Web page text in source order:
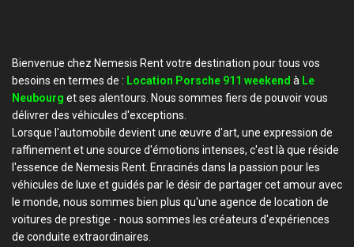
Bienvenue chez Nemesis Rent votre destination pour tous vos
besoins en termes de : Location Porsche 911 weekend à Le
Neubourg et ses alentours. Nous sommes fiers de pouvoir vous
délivrer des véhicules d'exceptions.
Lorsque l'automobile devient une œuvre d'art, une expression de
raffinement et une source d'émotions intenses, c'est là que réside
l'essence de Nemesis Rent. Enracinés dans la passion pour les
véhicules de luxe et guidés par le désir de partager cet amour avec
le monde, nous sommes bien plus qu'une agence de location de
voitures de prestige - nous sommes les créateurs d'expériences
de conduite extraordinaires.